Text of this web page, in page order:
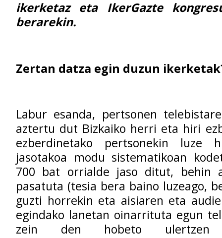
ikerketaz eta IkerGazte
berarekin.
Zertan datza egin duzun
Labur esanda, pertsonen
aztertu dut Bizkaiko herri eta hiri
ezberdinetako pertsonekin luze
jasotakoa modu sistematikoan
700 bat orrialde jaso ditut, behin
pasatuta (tesia bera baino luzeago,
guzti horrekin eta aisiaren eta
egindako lanetan oinarrituta egun
zein den hobeto